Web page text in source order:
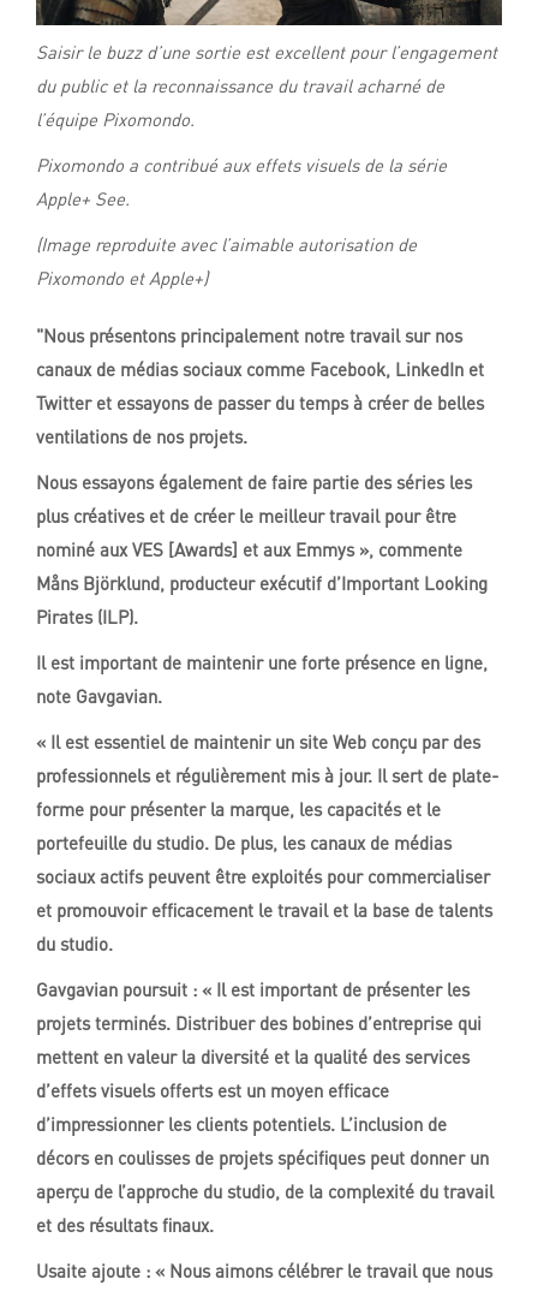
Saisir le buzz d’une sortie est excellent pour l’engagement
du public et la reconnaissance du travail acharné de
l’équipe Pixomondo.
Pixomondo a contribué aux effets visuels de la série
Apple+ See.
(Image reproduite avec l’aimable autorisation de
Pixomondo et Apple+)
"Nous présentons principalement notre travail sur nos
canaux de médias sociaux comme Facebook, LinkedIn et
Twitter et essayons de passer du temps à créer de belles
ventilations de nos projets.
Nous essayons également de faire partie des séries les
plus créatives et de créer le meilleur travail pour être
nominé aux VES [Awards] et aux Emmys », commente
Måns Björklund, producteur exécutif d’Important Looking
Pirates (ILP).
Il est important de maintenir une forte présence en ligne,
note Gavgavian.
« Il est essentiel de maintenir un site Web conçu par des
professionnels et régulièrement mis à jour. Il sert de plate-
forme pour présenter la marque, les capacités et le
portefeuille du studio. De plus, les canaux de médias
sociaux actifs peuvent être exploités pour commercialiser
et promouvoir efficacement le travail et la base de talents
du studio.
Gavgavian poursuit : « Il est important de présenter les
projets terminés. Distribuer des bobines d’entreprise qui
mettent en valeur la diversité et la qualité des services
d’effets visuels offerts est un moyen efficace
d’impressionner les clients potentiels. L’inclusion de
décors en coulisses de projets spécifiques peut donner un
aperçu de l’approche du studio, de la complexité du travail
et des résultats finaux.
Usaite ajoute : « Nous aimons célébrer le travail que nous